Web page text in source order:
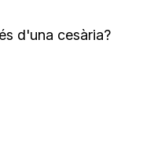
d'una cesària?